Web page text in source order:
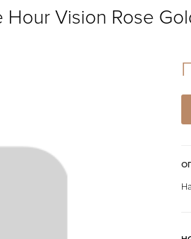
Vision Rose